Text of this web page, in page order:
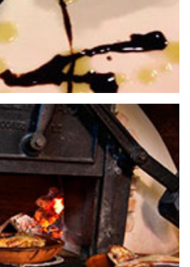
septiembre de 2020
LAGUNA NEGRA